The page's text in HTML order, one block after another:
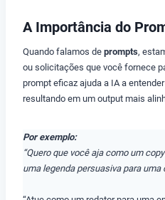
A Importância do
Quando falamos de prompts,
ou solicitações que você fornece
prompt eficaz ajuda a IA a
resultando em um output mais
Por exemplo:
“Quero que você aja como um
uma legenda persuasiva para uma